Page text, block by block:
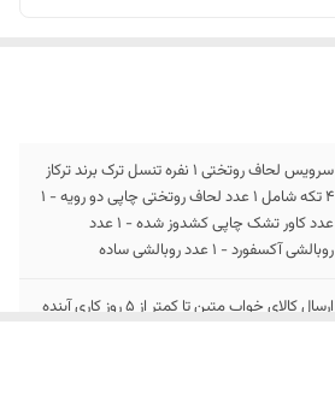
سرویس لحاف روتختی 1 نفره تنسل ترک برند ترکاز
4 تکه شامل 1 عدد لحاف روتختی چاپی دو رویه - 1
عدد کاور تشک چاپی کشدوز شده - 1 عدد
روبالشی آکسفورد - 1 عدد روبالشی ساده
ارسال کالای خواب متین تا کمتر از 5 روز کاری آینده